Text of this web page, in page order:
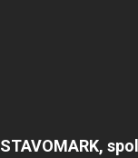
STAVOMARK,